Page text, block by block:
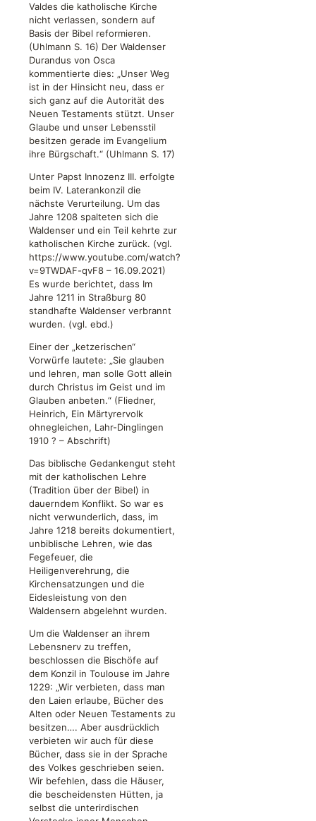
Valdes die katholische Kirche
nicht verlassen, sondern auf
Basis der Bibel reformieren.
(Uhlmann S. 16) Der Waldenser
Durandus von Osca
kommentierte dies: „Unser Weg
ist in der Hinsicht neu, dass er
sich ganz auf die Autorität des
Neuen Testaments stützt. Unser
Glaube und unser Lebensstil
besitzen gerade im Evangelium
ihre Bürgschaft.“ (Uhlmann S. 17)
Unter Papst Innozenz III. erfolgte
beim IV. Laterankonzil die
nächste Verurteilung. Um das
Jahre 1208 spalteten sich die
Waldenser und ein Teil kehrte zur
katholischen Kirche zurück. (vgl.
https://www.youtube.com/watch?
v=9TWDAF-qvF8 – 16.09.2021)
Es wurde berichtet, dass Im
Jahre 1211 in Straßburg 80
standhafte Waldenser verbrannt
wurden. (vgl. ebd.)
Einer der „ketzerischen“
Vorwürfe lautete: „Sie glauben
und lehren, man solle Gott allein
durch Christus im Geist und im
Glauben anbeten.“ (Fliedner,
Heinrich, Ein Märtyrervolk
ohnegleichen, Lahr-Dinglingen
1910 ? – Abschrift)
Das biblische Gedankengut steht
mit der katholischen Lehre
(Tradition über der Bibel) in
dauerndem Konflikt. So war es
nicht verwunderlich, dass, im
Jahre 1218 bereits dokumentiert,
unbiblische Lehren, wie das
Fegefeuer, die
Heiligenverehrung, die
Kirchensatzungen und die
Eidesleistung von den
Waldensern abgelehnt wurden.
Um die Waldenser an ihrem
Lebensnerv zu treffen,
beschlossen die Bischöfe auf
dem Konzil in Toulouse im Jahre
1229: „Wir verbieten, dass man
den Laien erlaube, Bücher des
Alten oder Neuen Testaments zu
besitzen…. Aber ausdrücklich
verbieten wir auch für diese
Bücher, dass sie in der Sprache
des Volkes geschrieben seien.
Wir befehlen, dass die Häuser,
die bescheidensten Hütten, ja
selbst die unterirdischen